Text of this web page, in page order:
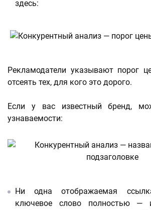
здесь:
Рекламодатели указывают порог
отсеять тех, для кого это дорого.
Если у вас известный бренд,
узнаваемости:
Ни одна отображаемая
ключевое слово полностью —